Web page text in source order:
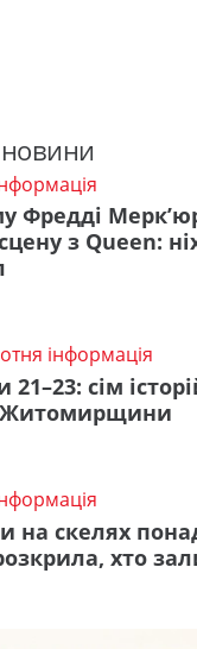
Фредді
з Queen:
інформація
сім
Житомирщини
на скелях
хто